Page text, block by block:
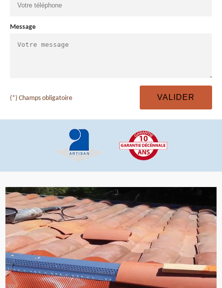
Message
(*) Champs obligatoire